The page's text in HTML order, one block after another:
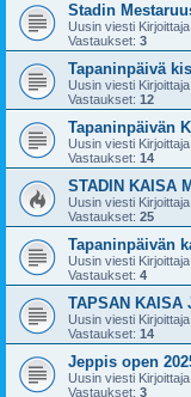
Stadin
Uusin viesti Kirjoittaja
Vastaukset: 3
Tapaninpäivä
Uusin viesti Kirjoittaja
Vastaukset: 12
Tapaninpäivän
Uusin viesti Kirjoittaja
Vastaukset: 14
STADIN KAISA
Uusin viesti Kirjoittaja
Vastaukset: 25
Tapaninpäivän
Uusin viesti Kirjoittaja
Vastaukset: 4
TAPSAN KAISA
Uusin viesti Kirjoittaja
Vastaukset: 14
Jeppis open
Uusin viesti Kirjoittaja
Vastaukset: 3